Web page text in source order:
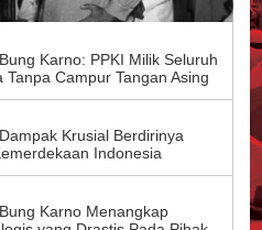
Karno: PPKI Milik Seluruh
Tanpa Campur Tangan Asing
Krusial Berdirinya
Indonesia
Karno Menangkap